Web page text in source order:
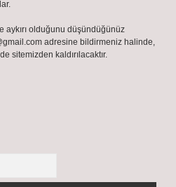
aykırı olduğunu düşündüğünüz
adresine bildirmeniz halinde,
sitemizden kaldırılacaktır.